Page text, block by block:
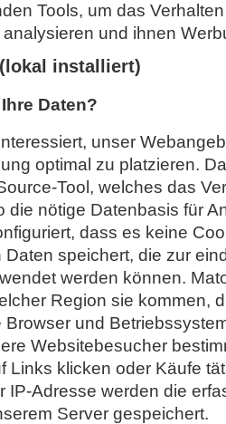
Tools, um das
und ihnen
installiert)
Daten?
unser
optimal zu platzieren.
Tool, welches das
die nötige Datenbasis für
dass es keine
speichert, die zur
werden können.
Region sie kommen,
Browser und
Websitebesucher
Links klicken oder Käufe
IP-Adresse werden die
Server gespeichert.